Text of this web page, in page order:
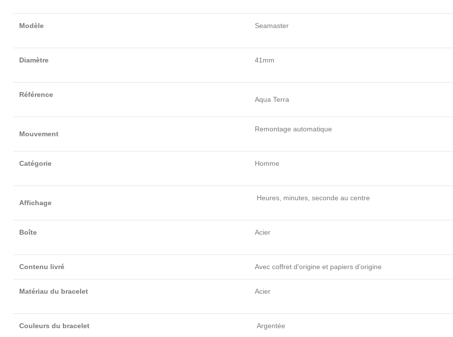
Modèle Seamaster
Diamètre 41mm
Référence
Aqua Terra
Mouvement
Remontage automatique
Catégorie Homme
Affichage
Heures, minutes, seconde au centre
Boîte Acier
Contenu livré Avec coffret d’origine et papiers d’origine
Matériau du bracelet Acier
Couleurs du bracelet Argentée